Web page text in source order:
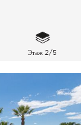
Этаж 2/5